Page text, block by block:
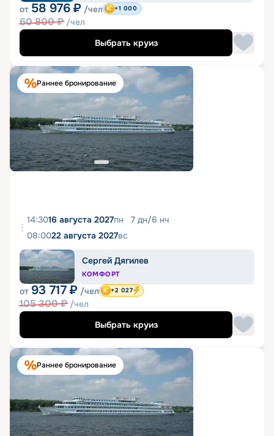
от 58 976 ₽ /чел
60 800₽ /чел
+1 000
Выбрать круиз
Раннее бронирование
14:3016 августа 2027пн 7 дн/6 нч
08:0022 августа 2027вс
Сергей Дягилев
КОМФОРТ
от 93 717 ₽ /чел
105 300₽ /чел
+2 027
Выбрать круиз
Раннее бронирование